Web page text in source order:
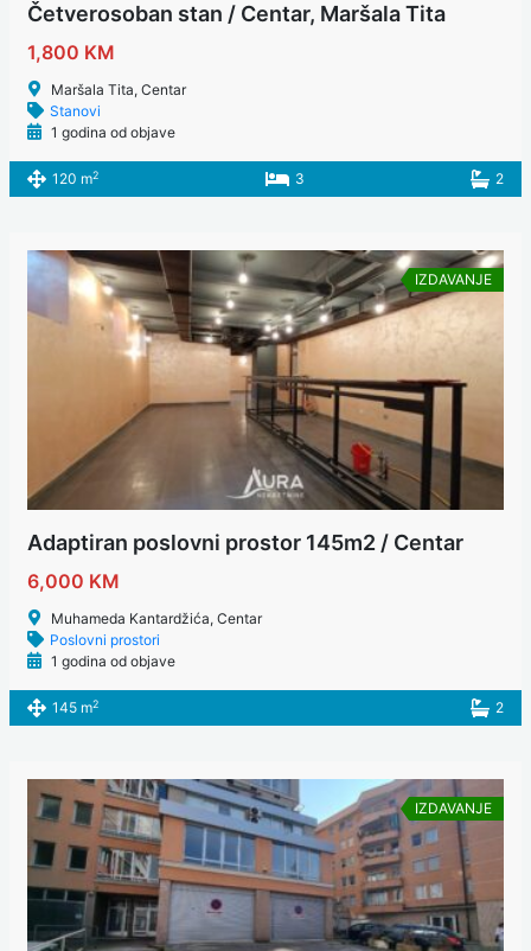
Četverosoban stan / Centar, Maršala Tita
1,800 KM
Maršala Tita, Centar
Stanovi
1 godina od objave
120 m2 3 2
IZDAVANJE
Adaptiran poslovni prostor 145m2 / Centar
6,000 KM
Muhameda Kantardžića, Centar
Poslovni prostori
1 godina od objave
145 m2 2
IZDAVANJE